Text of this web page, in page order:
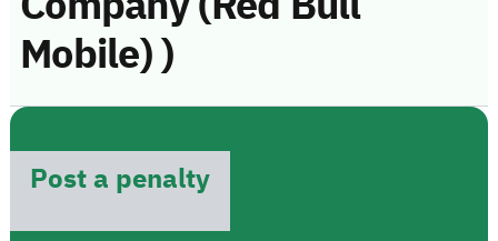
Mobile) )
Post a penalty